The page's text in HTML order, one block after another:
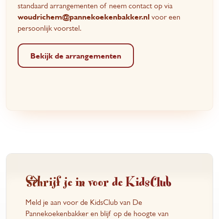
standaard arrangementen of neem contact op via
woudrichem@pannekoekenbakker.nlvoor een
persoonlijk voorstel.
Bekijk de arrangementen
Schrijf je in voor de KidsClub
Meld je aan voor de KidsClub van De
Pannekoekenbakker en blijf op de hoogte van